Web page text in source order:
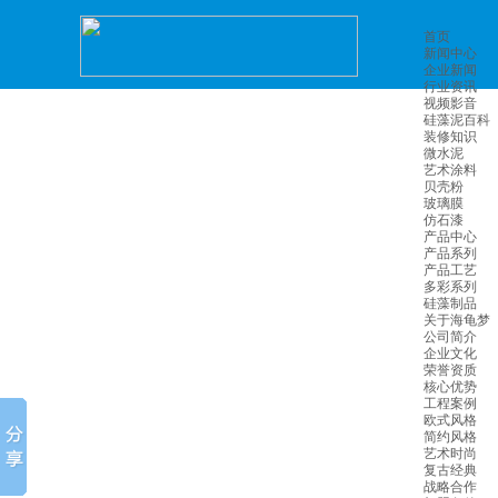
首页
新闻中心
企业新闻
行业资讯
视频影音
硅藻泥百科
装修知识
微水泥
艺术涂料
贝壳粉
玻璃膜
仿石漆
产品中心
产品系列
产品工艺
多彩系列
硅藻制品
关于海龟梦
公司简介
企业文化
荣誉资质
核心优势
工程案例
欧式风格
简约风格
艺术时尚
复古经典
战略合作